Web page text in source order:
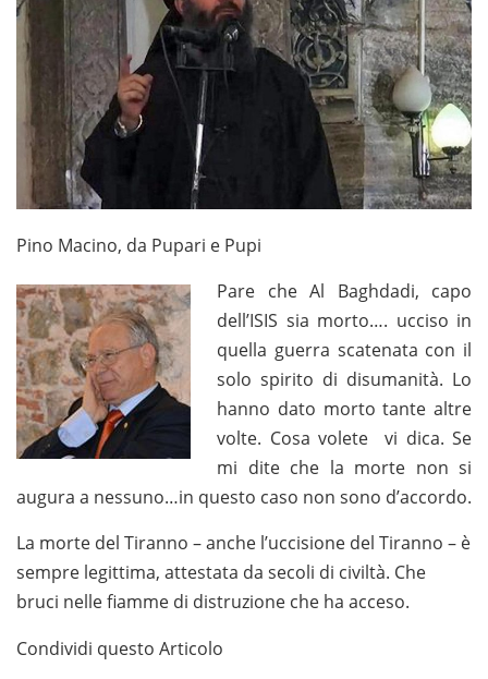
Pino Macino, da Pupari e Pupi
Pare che Al Baghdadi, capo
dell’ISIS sia morto…. ucciso in
quella guerra scatenata con il
solo spirito di disumanità. Lo
hanno dato morto tante altre
volte. Cosa volete vi dica. Se
mi dite che la morte non si
augura a nessuno…in questo caso non sono d’accordo.
La morte del Tiranno – anche l’uccisione del Tiranno – è
sempre legittima, attestata da secoli di civiltà. Che
bruci nelle fiamme di distruzione che ha acceso.
Condividi questo Articolo